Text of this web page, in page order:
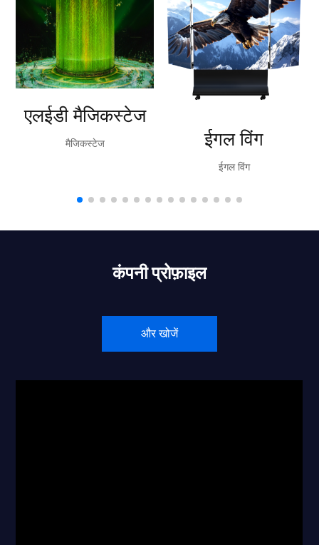
एलईडी मैजिकस्टेज
मैजिकस्टेज ईगल विंग
ईगल विंग
कंपनी प्रोफ़ाइल
और खोजें